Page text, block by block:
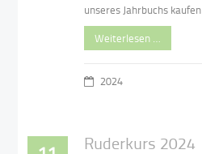
unseres Jahrbuchs kaufen
Weiterlesen …
2024
Ruderkurs 2024